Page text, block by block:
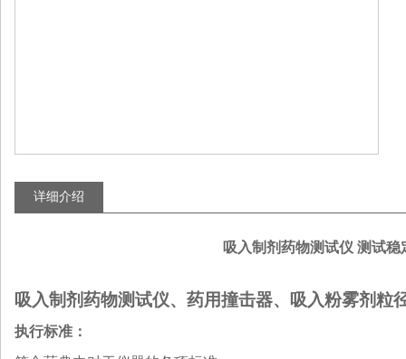
详细介绍
吸入制剂药物测试仪 测试稳
吸入制剂药物测试仪、 药用撞击器、 吸入粉雾剂粒
执行标准：